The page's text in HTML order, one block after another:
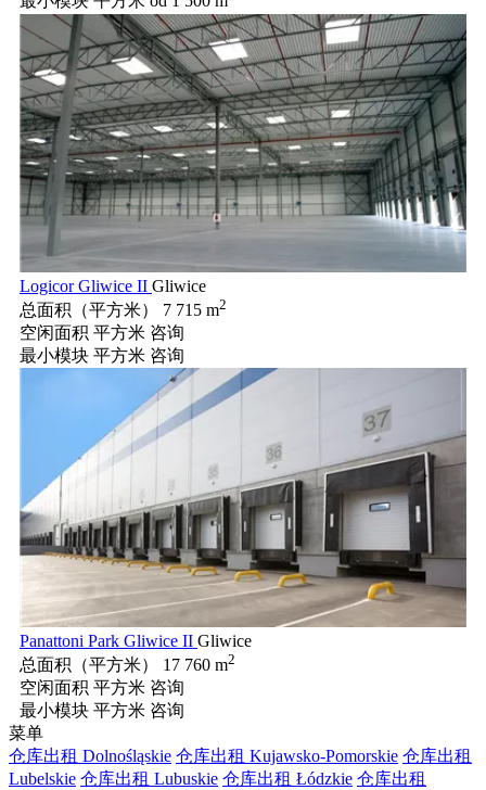
Logicor Gliwice II Gliwice
总面积（平方米）
7 715 m2
空闲面积 平方米 咨询
最小模块 平方米 咨询
Panattoni Park Gliwice II Gliwice
总面积（平方米）
17 760 m2
空闲面积 平方米 咨询
最小模块 平方米 咨询
菜单
仓库出租 Dolnośląskie 仓库出租 Kujawsko-Pomorskie 仓库出租
Lubelskie 仓库出租 Lubuskie 仓库出租 Łódzkie 仓库出租